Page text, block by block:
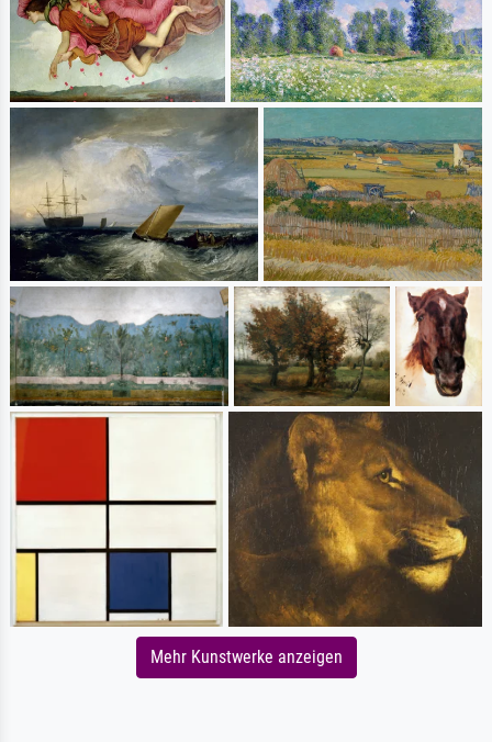
Mehr Kunstwerke anzeigen